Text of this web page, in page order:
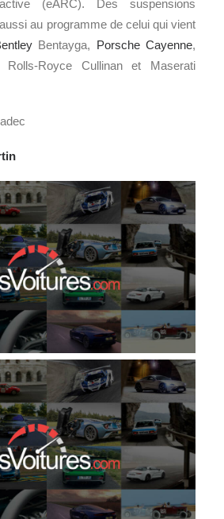
(eARC). Des suspensions
au programme de celui qui vient
Bentayga, Porsche Cayenne,
Rolls-Royce Cullinan et Maserati